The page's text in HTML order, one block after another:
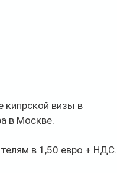
кипрской визы в
в Москве.
в 1,50 евро + НДС.